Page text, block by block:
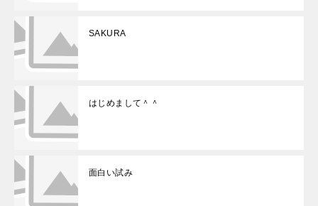
SAKURA
はじめまして＾＾
面白い試み